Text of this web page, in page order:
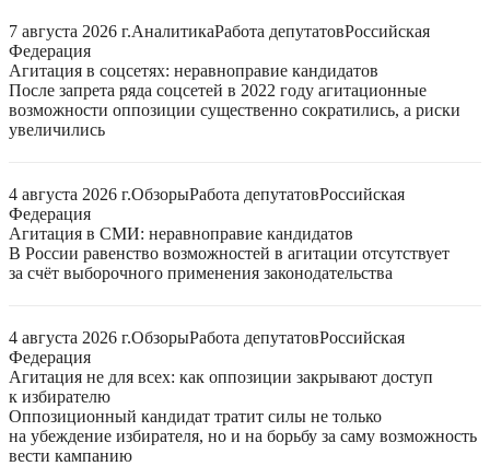
7 августа 2026 г.АналитикаРабота депутатовРоссийская
Федерация
Агитация в соцсетях: неравноправие кандидатов
После запрета ряда соцсетей в 2022 году агитационные
возможности оппозиции существенно сократились, а риски
увеличились
4 августа 2026 г.ОбзорыРабота депутатовРоссийская
Федерация
Агитация в СМИ: неравноправие кандидатов
В России равенство возможностей в агитации отсутствует
за счёт выборочного применения законодательства
4 августа 2026 г.ОбзорыРабота депутатовРоссийская
Федерация
Агитация не для всех: как оппозиции закрывают доступ
к избирателю
Оппозиционный кандидат тратит силы не только
на убеждение избирателя, но и на борьбу за саму возможность
вести кампанию